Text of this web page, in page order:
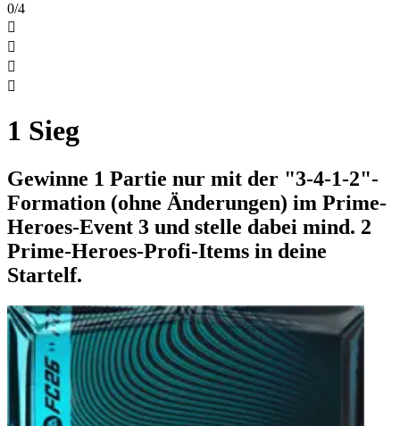
0/4




1 Sieg
Gewinne 1 Partie nur mit der "3-4-1-2"-
Formation (ohne Änderungen) im Prime-
Heroes-Event 3 und stelle dabei mind. 2
Prime-Heroes-Profi-Items in deine
Startelf.